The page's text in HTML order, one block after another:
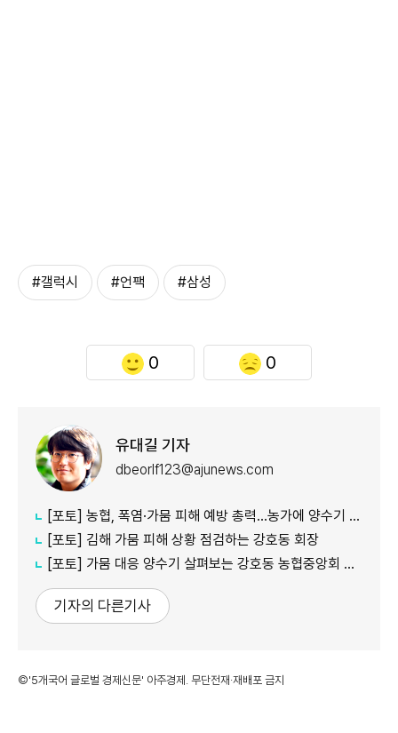
#갤럭시 #언팩 #삼성
0 0
유대길 기자
dbeorlf123@ajunews.com
[포토] 농협, 폭염·가뭄 피해 예방 총력…농가에 양수기 지원
[포토] 김해 가뭄 피해 상황 점검하는 강호동 회장
[포토] 가뭄 대응 양수기 살펴보는 강호동 농협중앙회 회장
기자의 다른기사
©'5개국어 글로벌 경제신문' 아주경제. 무단전재·재배포 금지